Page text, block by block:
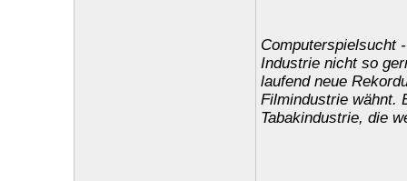
Computerspielsucht
Industrie nicht so
laufend neue
Filmindustrie wähnt.
Tabakindustrie, die